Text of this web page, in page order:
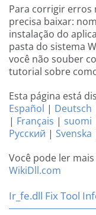
Para corrigir erros
precisa baixar:
instalação do
pasta do sistema
você não souber
tutorial sobre
Esta página está
Español | Deutsch
| Français | suomi
Русский | Svenska
Você pode ler
WikiDll.com
Ir_fe.dll Fix Tool